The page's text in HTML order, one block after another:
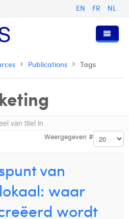
EN FR NL
Publications Tags
Weergegeven #
van
waar
wordt